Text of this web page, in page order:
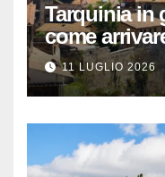
Tarquinia in
come
necropoli
centro
11 LUGLIO 2026